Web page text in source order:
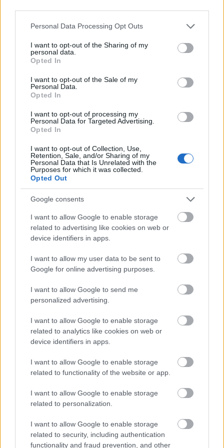
Please note that this website/app uses one or more Google
not limited to your visit or usage behaviour. You may click to
grant or deny consent to Google and its third-party tags to
use your data for below specified purposes in below Google
consent section.
Personal Data Processing Opt Outs
I want to opt-out of the Sharing of my
personal data.
Opted In
I want to opt-out of the Sale of my
Personal Data.
Opted In
I want to opt-out of processing my
Personal Data for Targeted Advertising.
Opted In
I want to opt-out of Collection, Use,
Retention, Sale, and/or Sharing of my
Personal Data that Is Unrelated with the
Purposes for which it was collected.
Opted Out
Google consents
I want to allow Google to enable storage
related to advertising like cookies on web or
device identifiers in apps.
I want to allow my user data to be sent to
Google for online advertising purposes.
I want to allow Google to send me
personalized advertising.
I want to allow Google to enable storage
related to analytics like cookies on web or
device identifiers in apps.
I want to allow Google to enable storage
related to functionality of the website or app.
I want to allow Google to enable storage
related to personalization.
I want to allow Google to enable storage
related to security, including authentication
functionality and fraud prevention, and other
azonos mássalhangzót, csak kötőjellel kapcsoljuk a
két szót (
sakk-kör, balett-táncos, vádlott-társ
például hasakkört írnánk, asakkmellett mi az „ör”,
ha pedig akört külön vesszük, akkor helyesírás
szempontjából a „sak” helytelen.
Nem sakkör, hanem sakk-kör!
Ezután érdeklődéssel elemezhetjük az
szavak végső hangja toldalékos alakban
-á, -éhangra
nyúlik (kasza – kaszát, epe – epés). A második elem az
Imre becsülete. Kié? Imréé.) A
harmadik elem az-értrag. A szóelemeket feltüntetve
a szót tehát így írhatjuk:Imré-é-ért
é-jét
hagynánk el, megcsonkulna az alapszó vagy a rag.
Ha meg a középsőémaradna el, a birtokra utalás
hiányozna. Pedig mást fejezünk ki az
Imrééértalakokkal.
Bele kell tehát nyugodnunk: ilyen esetekben el kell
tűrnünk egymás mellett a három azonos
magánhangzót.
Kiss István
A fenti írás eredetileg a Petőfi Népe napilap 156.